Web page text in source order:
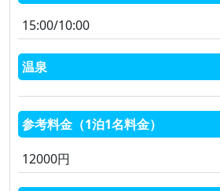
15:00/10:00
温泉
参考料金（1泊1名料金）
12000円